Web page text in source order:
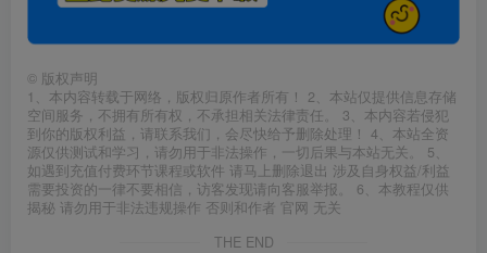
© 版权声明
1、本内容转载于网络，版权归原作者所有！ 2、本站仅提供信息存储
空间服务，不拥有所有权，不承担相关法律责任。 3、本内容若侵犯
到你的版权利益，请联系我们，会尽快给予删除处理！ 4、本站全资
源仅供测试和学习，请勿用于非法操作，一切后果与本站无关。 5、
如遇到充值付费环节课程或软件 请马上删除退出 涉及自身权益/利益
需要投资的一律不要相信，访客发现请向客服举报。 6、本教程仅供
揭秘 请勿用于非法违规操作 否则和作者 官网 无关
THE END